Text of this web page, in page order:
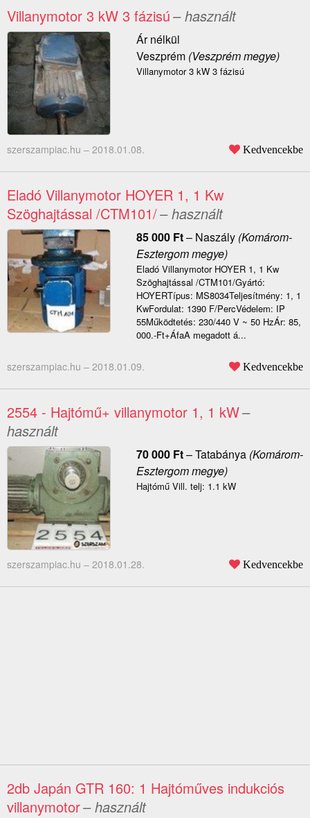
Villanymotor 3 kW 3 fázisú– használt
Ár nélkül
Veszprém(Veszprém megye)
Villanymotor 3 kW 3 fázisú
szerszampiac.hu – 2018.01.08. Kedvencekbe
Eladó Villanymotor HOYER 1, 1 Kw
Szöghajtással /CTM101/– használt
85 000 Ft– Naszály(Komárom-
Esztergom megye)
Eladó Villanymotor HOYER 1, 1 Kw
Szöghajtással /CTM101/Gyártó:
HOYERTípus: MS8034Teljesítmény: 1, 1
KwFordulat: 1390 F/PercVédelem: IP
55Működtetés: 230/440 V ~ 50 HzÁr: 85,
000.-Ft+ÁfaA megadott á...
szerszampiac.hu – 2018.01.09. Kedvencekbe
2554 - Hajtómű+ villanymotor 1, 1 kW–
használt
70 000 Ft–Tatabánya(Komárom-
Esztergom megye)
Hajtómű Vill. telj: 1.1 kW
szerszampiac.hu – 2018.01.28. Kedvencekbe
2db Japán GTR 160: 1 Hajtóműves indukciós
villanymotor– használt